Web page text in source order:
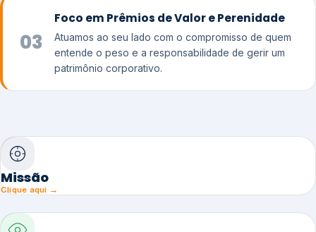
03
Foco em Prêmios de Valor e Perenidade
Atuamos ao seu lado com o compromisso de quem
entende o peso e a responsabilidade de gerir um
patrimônio corporativo.
Missão
Clique aqui →